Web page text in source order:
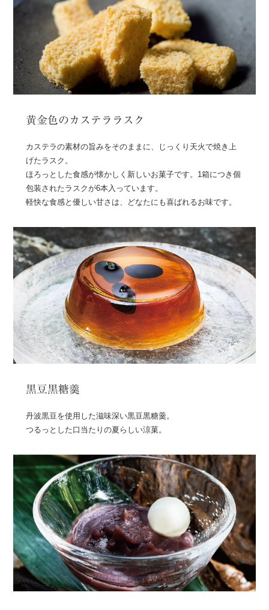
黄金色のカステララスク
カステラの素材の旨みをそのままに、じっくり天火で焼き上
げたラスク。
ほろっとした食感が懐かしく新しいお菓子です。1箱につき個
包装されたラスクが6本入っています。
軽快な食感と優しい甘さは、どなたにも喜ばれるお味です。
黒豆黒糖羹
丹波黒豆を使用した滋味深い黒豆黒糖羹。
つるっとした口当たりの夏らしい涼菓。